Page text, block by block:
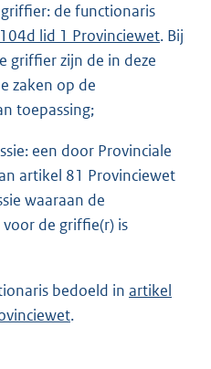
de functionaris
lid 1 Provinciewet. Bij
griffier zijn de in deze
zaken op de
toepassing;
een door Provinciale
artikel 81 Provinciewet
waaraan de
de griffie(r) is
bedoeld in artikel
.